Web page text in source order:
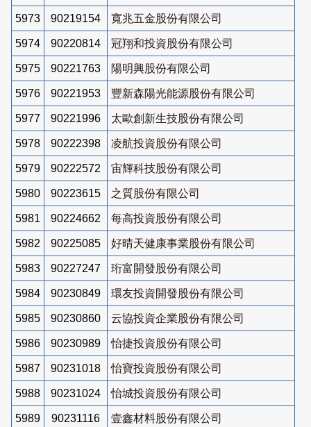
5973 90219154 寬兆五金股份有限公司
5974 90220814 冠翔和投資股份有限公司
5975 90221763 陽明興股份有限公司
5976 90221953 豐新森陽光能源股份有限公司
5977 90221996 太歐創新生技股份有限公司
5978 90222398 凌航投資股份有限公司
5979 90222572 宙輝科技股份有限公司
5980 90223615 之質股份有限公司
5981 90224662 每高投資股份有限公司
5982 90225085 好晴天健康事業股份有限公司
5983 90227247 珩富開發股份有限公司
5984 90230849 環友投資開發股份有限公司
5985 90230860 云協投資企業股份有限公司
5986 90230989 怡捷投資股份有限公司
5987 90231018 怡寶投資股份有限公司
5988 90231024 怡城投資股份有限公司
5989 90231116 壹鑫材料股份有限公司